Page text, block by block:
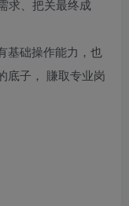
求、把关最终成
基础操作能力，也
底子， 賺取专业岗